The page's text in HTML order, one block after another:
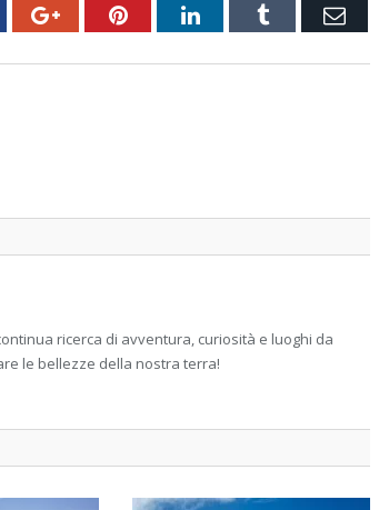
Google+PinterestLinkedInTumblr Email
ricerca di avventura, curiosità e luoghi da
le bellezze della nostra terra!